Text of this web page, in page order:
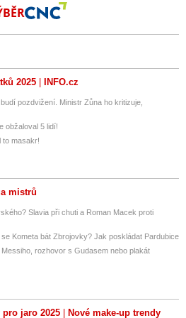
2025 INFO.cz
pozdvižení. Ministr Zůna ho kritizuje,
obžaloval 5 lidí!
to masakr!
mistrů
Slavia při chuti a Roman Macek proti
Kometa bát Zbrojovky? Jak poskládat Pardubice
rozhovor s Gudasem nebo plakát
pro jaro 2025 Nové make-up trendy